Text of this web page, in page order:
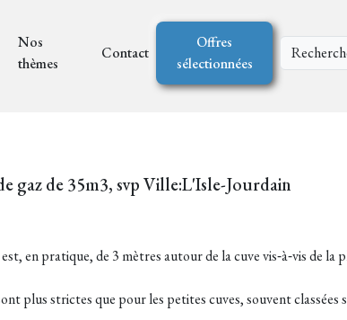
Nos
thèmes
Contact
Offres
sélectionnées
gaz de 35m3, svp Ville:L'Isle-Jourdain
en pratique, de 3 mètres autour de la cuve vis‑à‑vis de la
plus strictes que pour les petites cuves, souvent classées